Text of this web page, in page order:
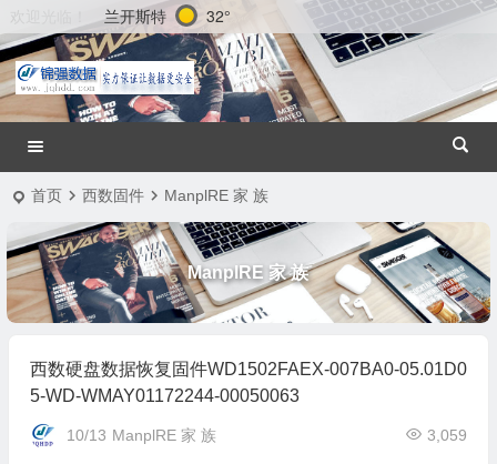
兰开斯特 32°
首页 西数固件 ManplRE 家 族
ManplRE 家 族
西数硬盘数据恢复固件WD1502FAEX-007BA0-05.01D0
5-WD-WMAY01172244-00050063
10/13 ManplRE 家 族 3,059